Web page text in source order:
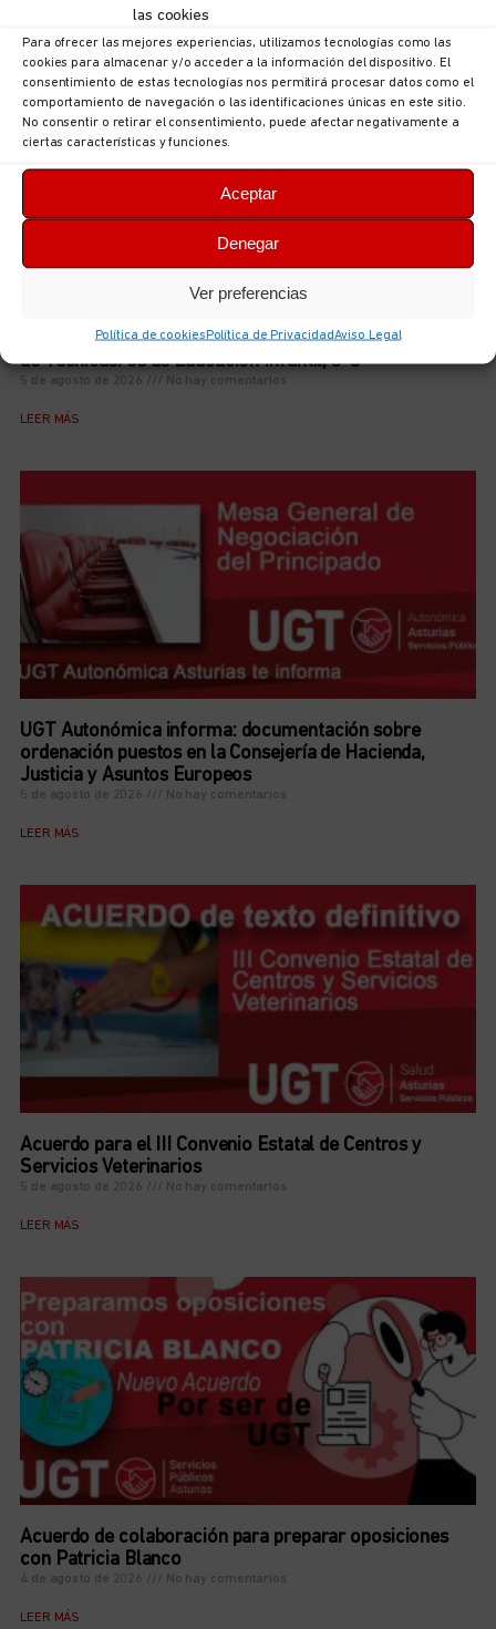
las cookies
Para ofrecer las mejores experiencias, utilizamos tecnologías como las
cookies para almacenar y/o acceder a la información del dispositivo. El
consentimiento de estas tecnologías nos permitirá procesar datos como el
comportamiento de navegación o las identificaciones únicas en este sitio.
No consentir o retirar el consentimiento, puede afectar negativamente a
ciertas características y funciones.
Aceptar
Denegar
Ver preferencias
Política de cookiesPolítica de PrivacidadAviso Legal
Iniciamos el curso de preparación de las futuras plazas
de Técnicas/os de Educación Infantil, 0-3
5 de agosto de 2026 No hay comentarios
LEER MÁS
UGT Autonómica informa: documentación sobre
ordenación puestos en la Consejería de Hacienda,
Justicia y Asuntos Europeos
5 de agosto de 2026 No hay comentarios
LEER MÁS
Acuerdo para el III Convenio Estatal de Centros y
Servicios Veterinarios
5 de agosto de 2026 No hay comentarios
LEER MÁS
Acuerdo de colaboración para preparar oposiciones
con Patricia Blanco
4 de agosto de 2026 No hay comentarios
LEER MÁS